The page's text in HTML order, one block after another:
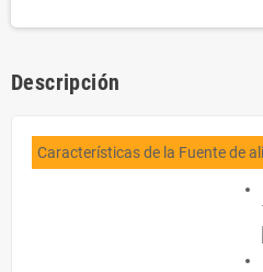
Descripción
Características de la Fuente de